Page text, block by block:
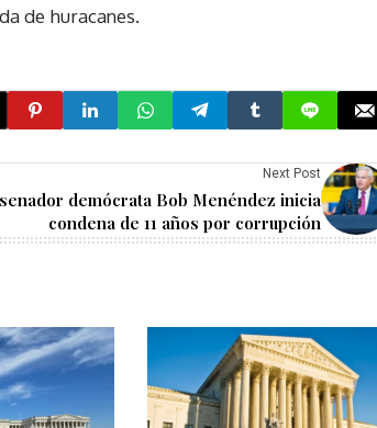
de huracanes.
Next Post
demócrata Bob Menéndez inicia
condena de 11 años por corrupción